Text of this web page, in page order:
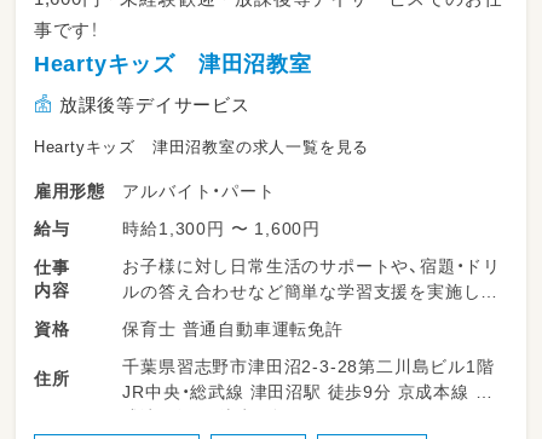
事です！
Heartyキッズ 津田沼教室
放課後等デイサービス
Heartyキッズ 津田沼教室の求人一覧を見る
雇用形態
アルバイト・パート
給与
時給1,300円 〜 1,600円
仕事
内容
お子様に対し日常生活のサポートや、宿題・ドリ
ルの答え合わせなど簡単な学習支援を実施しま
・現場での療育支援
・記録作成
・各種事務処理
資格 保育士 普通自動車運転免許
住所
千葉県習志野市津田沼2-3-28第二川島ビル1階
JR中央・総武線 津田沼駅 徒歩9分 京成本線 京
成津田沼駅 徒歩9分